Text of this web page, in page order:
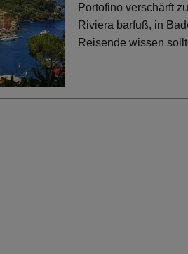
Portofino verschärft
Riviera barfuß, in
Reisende wissen